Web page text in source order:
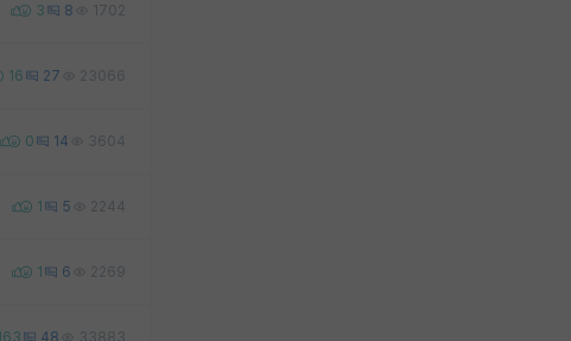
3 8 1702
16 27 23066
0 14 3604
1 5 2244
1 6 2269
48 33883